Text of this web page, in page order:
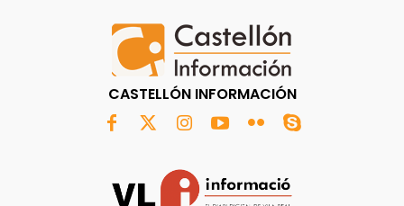
CASTELLÓN INFORMACIÓN